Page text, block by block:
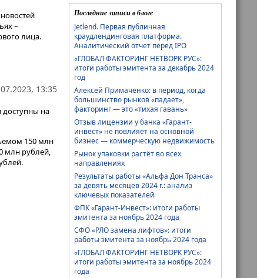
–
лица.
13:35
на
150 млн
млн рублей,
Последние записи в блоге
Jetlend. Первая публичная
краудлендинговая платформа.
Аналитический отчет перед IPO
«ГЛОБАЛ ФАКТОРИНГ НЕТВОРК РУС»:
итоги работы эмитента за декабрь 2024
год
Алексей Примаченко: в период, когда
большинство рынков «падает»,
факторинг — это «тихая гавань»
Отзыв лицензии у банка «Гарант-
инвест» не повлияет на основной
бизнес — коммерческую недвижимость
Рынок упаковки растёт во всех
направлениях
Результаты работы «Альфа Дон Транса»
за девять месяцев 2024 г.: анализ
ключевых показателей
ФПК «Гарант-Инвест»: итоги работы
эмитента за ноябрь 2024 года
СФО «РЛО замена лифтов»: итоги
работы эмитента за ноябрь 2024 года
«ГЛОБАЛ ФАКТОРИНГ НЕТВОРК РУС»:
итоги работы эмитента за ноябрь 2024
года